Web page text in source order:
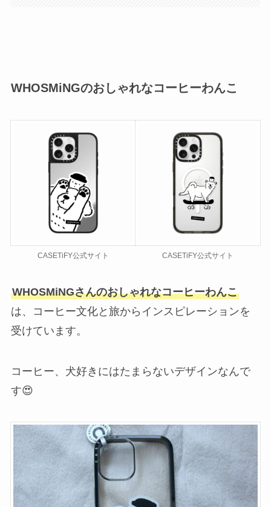
WHOSMiNGのおしゃれなコーヒーわんこ
CASETiFY公式サイト CASETiFY公式サイト
WHOSMiNGさんのおしゃれなコーヒーわんこ
は、コーヒー文化と旅からインスピレーションを
受けています。
コーヒー、犬好きにはたまらないデザインなんで
す😍